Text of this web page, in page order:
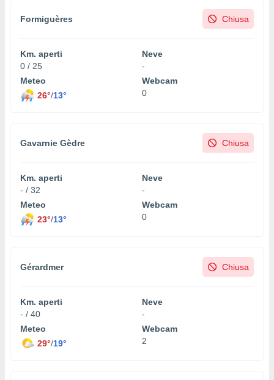
Formiguères Chiusa
Km. aperti
0 / 25
Neve
-
Meteo
26°/13°
Webcam
0
Gavarnie Gèdre Chiusa
Km. aperti
- / 32
Neve
-
Meteo
23°/13°
Webcam
0
Gérardmer Chiusa
Km. aperti
- / 40
Neve
-
Meteo
29°/19°
Webcam
2